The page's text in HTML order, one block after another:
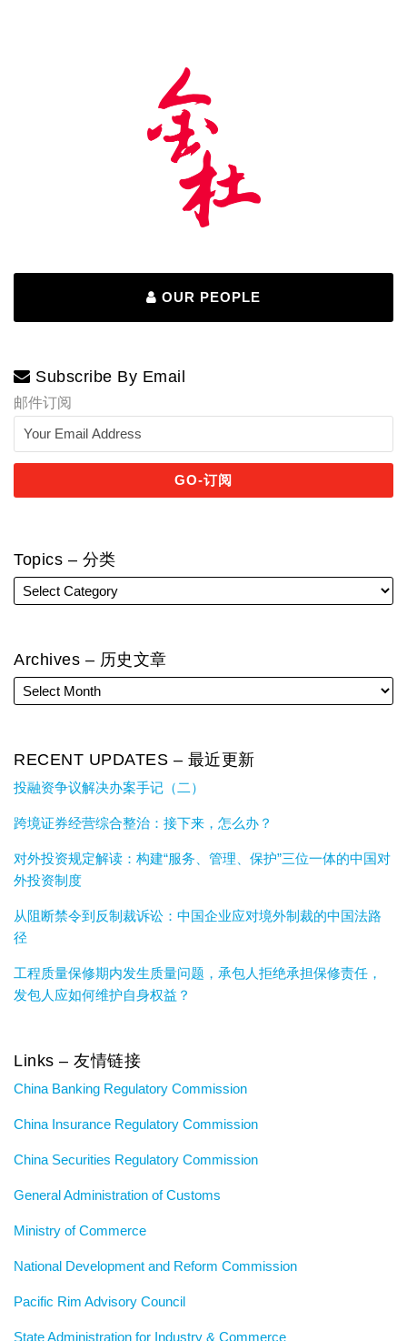
OUR PEOPLE
Subscribe By Email
邮件订阅
Topics – 分类
Archives – 历史文章
RECENT UPDATES – 最近更新
投融资争议解决办案手记（二）
跨境证券经营综合整治：接下来，怎么办？
对外投资规定解读：构建“服务、管理、保护”三位一体的中国对
外投资制度
从阻断禁令到反制裁诉讼：中国企业应对境外制裁的中国法路
径
工程质量保修期内发生质量问题，承包人拒绝承担保修责任，
发包人应如何维护自身权益？
Links – 友情链接
China Banking Regulatory Commission
China Insurance Regulatory Commission
China Securities Regulatory Commission
General Administration of Customs
Ministry of Commerce
National Development and Reform Commission
Pacific Rim Advisory Council
State Administration for Industry & Commerce